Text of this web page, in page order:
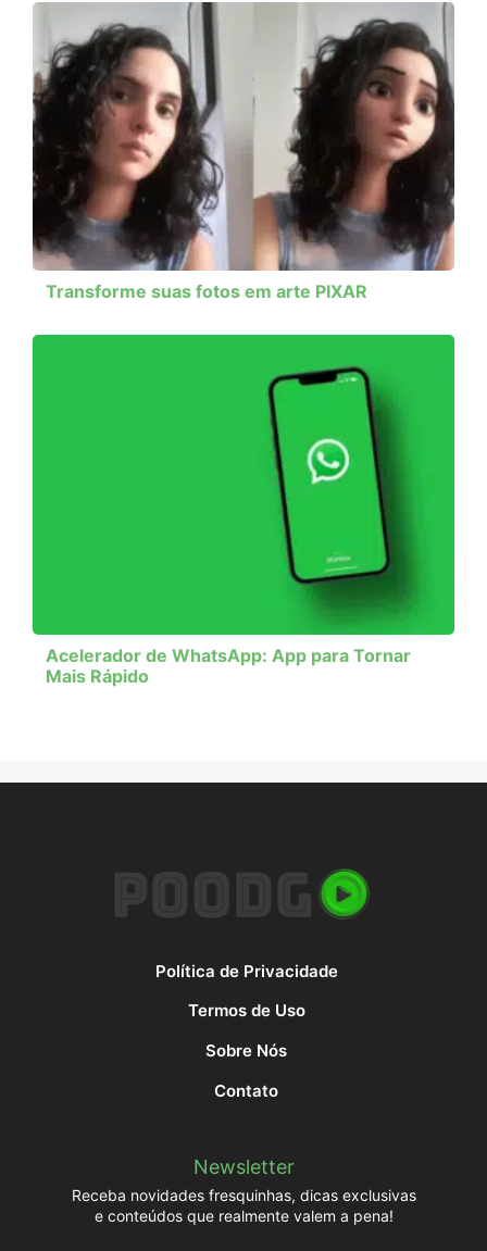
Transforme suas fotos em arte PIXAR
Acelerador de WhatsApp: App para Tornar
Mais Rápido
Política de Privacidade
Termos de Uso
Sobre Nós
Contato
Newsletter
Receba novidades fresquinhas, dicas exclusivas
e conteúdos que realmente valem a pena!